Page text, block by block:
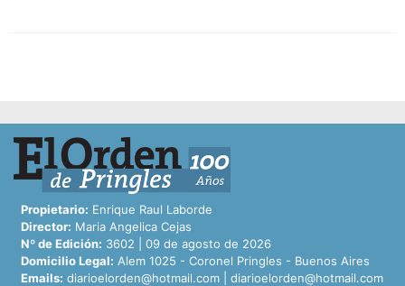
Propietario: Enrique Raul Laborde
Director: Maria Angelica Cejas
Nº de Edición: 3602 | 09 de agosto de 2026
Domicilio Legal: Alem 1025 - Coronel Pringles - Buenos Aires
Emails: diarioelorden@hotmail.com
diarioelorden@hotmail.com